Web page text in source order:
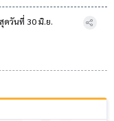
ดวันที่ 30 มิ.ย.